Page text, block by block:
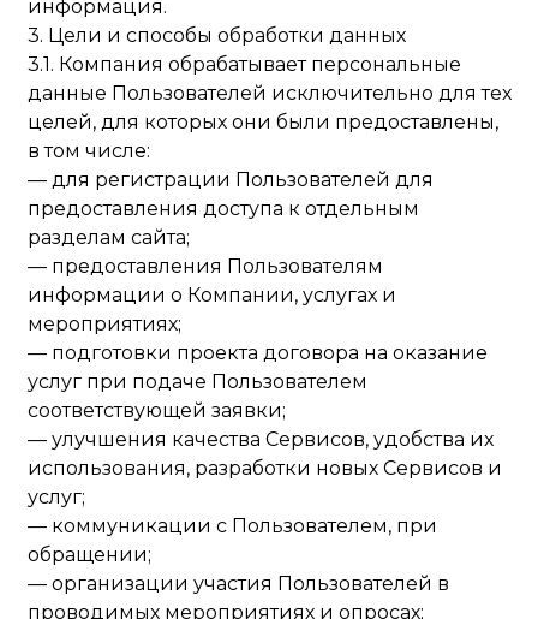
информация.
3. Цели и способы обработки данных
3.1. Компания обрабатывает персональные
данные Пользователей исключительно для тех
целей, для которых они были предоставлены,
в том числе:
— для регистрации Пользователей для
предоставления доступа к отдельным
разделам сайта;
— предоставления Пользователям
информации о Компании, услугах и
мероприятиях;
— подготовки проекта договора на оказание
услуг при подаче Пользователем
соответствующей заявки;
— улучшения качества Сервисов, удобства их
использования, разработки новых Сервисов и
услуг;
— коммуникации с Пользователем, при
обращении;
— организации участия Пользователей в
проводимых мероприятиях и опросах;